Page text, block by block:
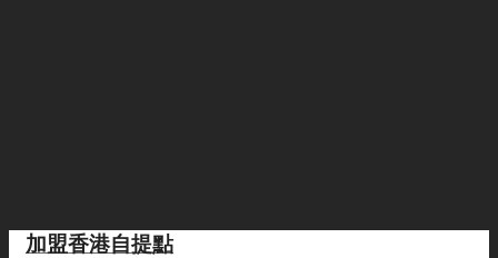
加盟香港自提點